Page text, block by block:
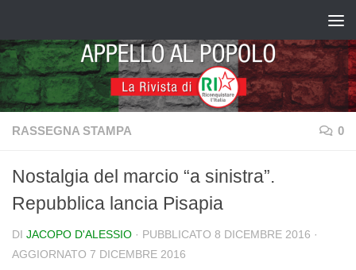
RASSEGNA STAMPA 0
Nostalgia del marcio “a sinistra”.
Repubblica lancia Pisapia
DI JACOPO D'ALESSIO · PUBBLICATO 8 DICEMBRE 2016 ·
AGGIORNATO 7 DICEMBRE 2016